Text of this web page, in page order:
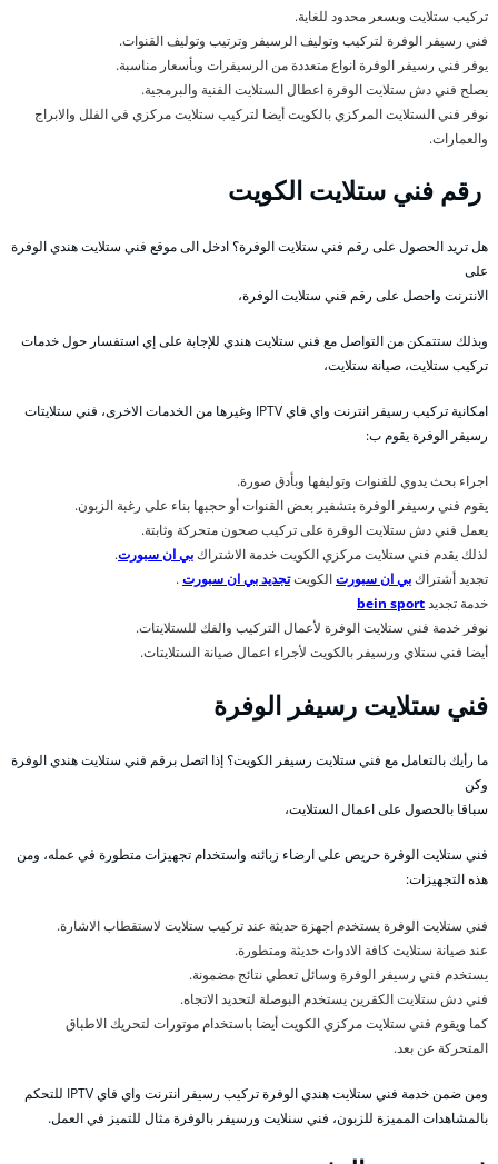
تركيب ستلايت وبسعر محدود للغاية.
فني رسيفر الوفرة لتركيب وتوليف الرسيفر وترتيب وتوليف القنوات.
يوفر فني رسيفر الوفرة انواع متعددة من الرسيفرات وبأسعار مناسبة.
يصلح فني دش ستلايت الوفرة اعطال الستلايت الفنية والبرمجية.
نوفر فني الستلايت المركزي بالكويت أيضا لتركيب ستلايت مركزي في الفلل والابراج
والعمارات.
رقم فني ستلايت الكويت
هل تريد الحصول على رقم فني ستلايت الوفرة؟ ادخل الى موقع فني ستلايت هندي الوفرة
على
الانترنت واحصل على رقم فني ستلايت الوفرة،
وبذلك ستتمكن من التواصل مع فني ستلايت هندي للإجابة على إي استفسار حول خدمات
تركيب ستلايت، صيانة ستلايت،
امكانية تركيب رسيفر انترنت واي فاي IPTV وغيرها من الخدمات الاخرى، فني ستلايتات
رسيفر الوفرة يقوم ب:
اجراء بحث يدوي للقنوات وتوليفها وبأدق صورة.
يقوم فني رسيفر الوفرة بتشفير بعض القنوات أو حجبها بناء على رغبة الزبون.
يعمل فني دش ستلايت الوفرة على تركيب صحون متحركة وثابتة.
لذلك يقدم فني ستلايت مركزي الكويت خدمة الاشتراكبي ان سبورت.
تجديد أشتراكبي ان سبورتالكويتتجديد بي ان سبورت.
خدمة تجديدbein sport
نوفر خدمة فني ستلايت الوفرة لأعمال التركيب والفك للستلايتات.
أيضا فني ستلاي ورسيفر بالكويت لأجراء اعمال صيانة الستلايتات.
فني ستلايت رسيفر الوفرة
ما رأيك بالتعامل مع فني ستلايت رسيفر الكويت؟ إذا اتصل برقم فني ستلايت هندي الوفرة
وكن
سباقا بالحصول على اعمال الستلايت،
فني ستلايت الوفرة حريص على ارضاء زبائنه واستخدام تجهيزات متطورة في عمله، ومن
هذه التجهيزات:
فني ستلايت الوفرة يستخدم اجهزة حديثة عند تركيب ستلايت لاستقطاب الاشارة.
عند صيانة ستلايت كافة الادوات حديثة ومتطورة.
يستخدم فني رسيفر الوفرة وسائل تعطي نتائج مضمونة.
فني دش ستلايت الكقرين يستخدم البوصلة لتحديد الاتجاه.
كما ويقوم فني ستلايت مركزي الكويت أيضا باستخدام موتورات لتحريك الاطباق
المتحركة عن بعد.
ومن ضمن خدمة فني ستلايت هندي الوفرة تركيب رسيفر انترنت واي فاي IPTV للتحكم
بالمشاهدات المميزة للزبون، فني سنلايت ورسيفر بالوفرة مثال للتميز في العمل.